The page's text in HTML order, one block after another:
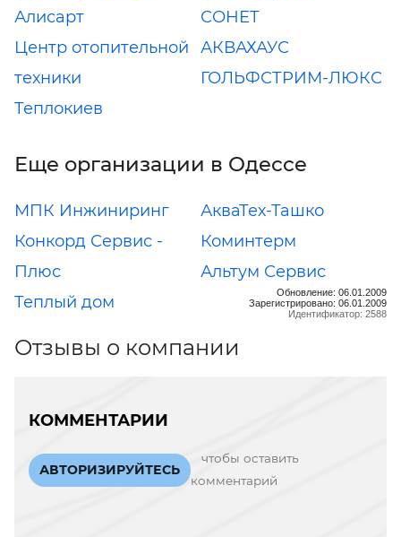
Алисарт
СОНЕТ
Центр отопительной
техники
АКВАХАУС
ГОЛЬФСТРИМ-ЛЮКС
Теплокиев
Еще организации в Одессе
МПК Инжиниринг
АкваТех-Ташко
Конкорд Сервис -
Плюс
Коминтерм
Альтум Сервис
Теплый дом
Обновление: 06.01.2009
Зарегистрировано: 06.01.2009
Идентификатор: 2588
Отзывы о компании
КОММЕНТАРИИ
АВТОРИЗИРУЙТЕСЬ
чтобы оставить
комментарий